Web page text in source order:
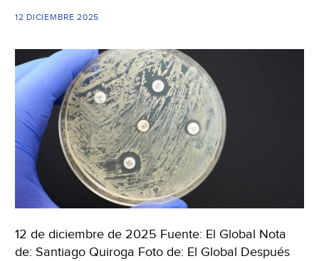
12 DICIEMBRE 2025
12 de diciembre de 2025 Fuente: El Global Nota
de: Santiago Quiroga Foto de: El Global Después